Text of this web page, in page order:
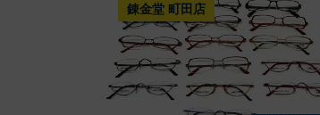
錬金堂 町田店